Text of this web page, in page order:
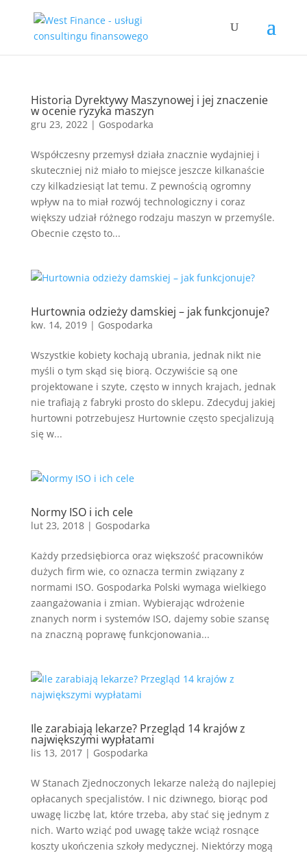
Historia Dyrektywy Maszynowej i jej znaczenie
w ocenie ryzyka maszyn
gru 23, 2022| Gospodarka
Współczesny przemysł działa znacznie wydajniej i
skuteczniej niż miało to miejsce jeszcze kilkanaście
czy kilkadziesiąt lat temu. Z pewnością ogromny
wpływ na to miał rozwój technologiczny i coraz
większy udział różnego rodzaju maszyn w przemyśle.
Obecnie często to...
Hurtownia odzieży damskiej – jak funkcjonuje?
kw. 14, 2019| Gospodarka
Wszystkie kobiety kochają ubrania, jednak nikt nie
myśli o tym skąd się biorą. Oczywiście są one
projektowane i szyte, często w innych krajach, jednak
nie trafiają z fabryki prosto do sklepu. Zdecyduj jakiej
hurtowni potrzebujesz Hurtownie często specjalizują
się w...
Normy ISO i ich cele
lut 23, 2018| Gospodarka
Każdy przedsiębiorca oraz większość pracowników
dużych firm wie, co oznacza termin związany z
normami ISO. Gospodarka Polski wymaga wielkiego
zaangażowania i zmian. Wybierając wdrożenie
znanych norm i systemów ISO, dajemy sobie szansę
na znaczną poprawę funkcjonowania...
Ile zarabiają lekarze? Przegląd 14 krajów z
największymi wypłatami
lis 13, 2017| Gospodarka
W Stanach Zjednoczonych lekarze należą do najlepiej
opłacanych specjalistów. I nic dziwnego, biorąc pod
uwagę liczbę lat, które trzeba, aby stać się jednym z
nich. Warto wziąć pod uwagę także wciąż rosnące
koszty ukończenia szkoły medycznej. Niektórzy mogą